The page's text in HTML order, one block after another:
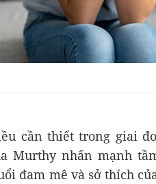
cần thiết trong giai
Murthy nhấn mạnh
đam mê và sở thích